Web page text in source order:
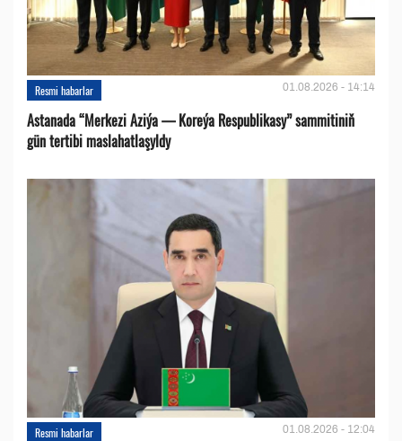
Resmi habarlar 01.08.2026 - 14:14
Astanada “Merkezi Aziýa — Koreýa Respublikasy” sammitiniň
gün tertibi maslahatlaşyldy
Resmi habarlar 01.08.2026 - 12:04